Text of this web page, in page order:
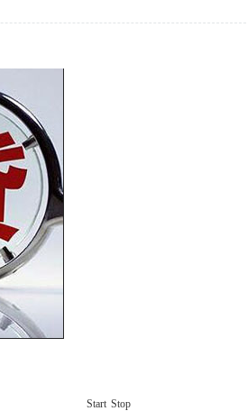
Start Stop